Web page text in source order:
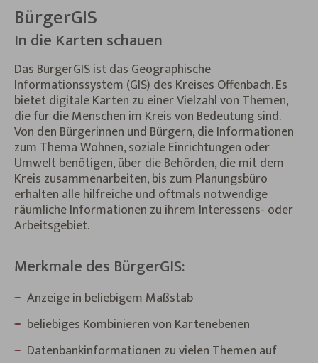
BürgerGIS
In die Karten schauen
Das BürgerGIS ist das Geographische
Informationssystem (GIS) des Kreises Offenbach. Es
bietet digitale Karten zu einer Vielzahl von Themen,
die für die Menschen im Kreis von Bedeutung sind.
Von den Bürgerinnen und Bürgern, die Informationen
zum Thema Wohnen, soziale Einrichtungen oder
Umwelt benötigen, über die Behörden, die mit dem
Kreis zusammenarbeiten, bis zum Planungsbüro
erhalten alle hilfreiche und oftmals notwendige
räumliche Informationen zu ihrem Interessens- oder
Arbeitsgebiet.
Merkmale des BürgerGIS:
Anzeige in beliebigem Maßstab
beliebiges Kombinieren von Kartenebenen
Datenbankinformationen zu vielen Themen auf